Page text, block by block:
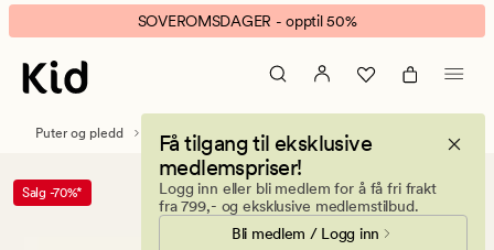
Palermo
sittepute
marineblå
banner.
Klikk
ESCAPE
pause.
SOVEROMSDAGER - opptil 50%
Få tilgang til eksklusive
medlemspriser!
Logg inn eller bli medlem for å få fri frakt
fra 799,- og eksklusive medlemstilbud.
Bli medlem / Logg inn
Puter og pledd Stolputer & Sitteputer
Salg -70%*